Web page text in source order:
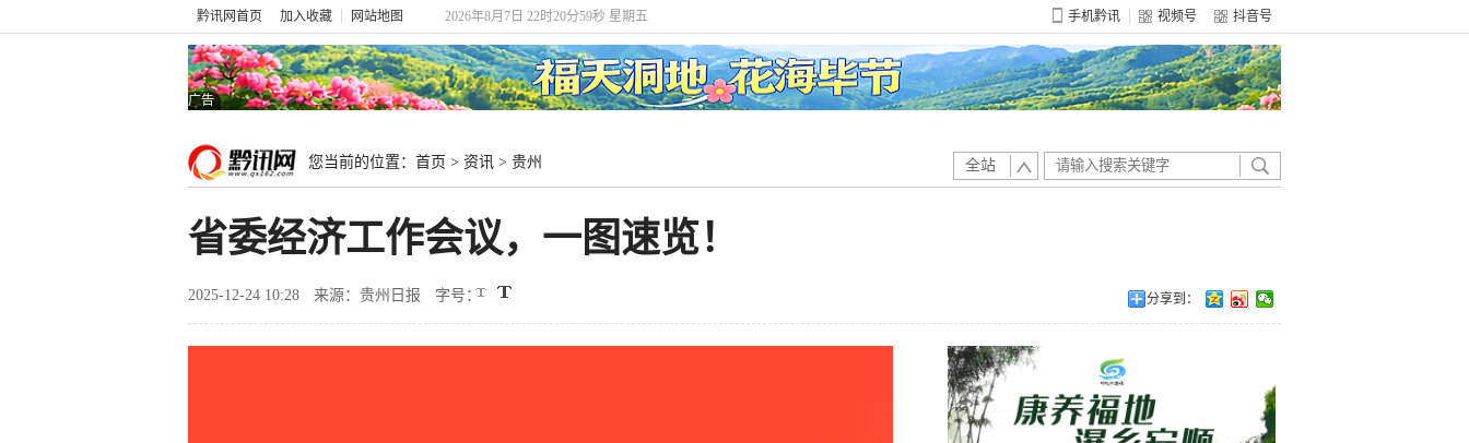
黔讯网首页 加入收藏 网站地图 2026年8月7日 22时21分0秒 星期五 手机黔讯 视频号 抖音号
广告
您当前的位置： 首页 > 资讯 > 贵州 全站
省委经济工作会议，一图速览！
2025-12-24 10:28 来源：贵州日报 字号： 分享到：